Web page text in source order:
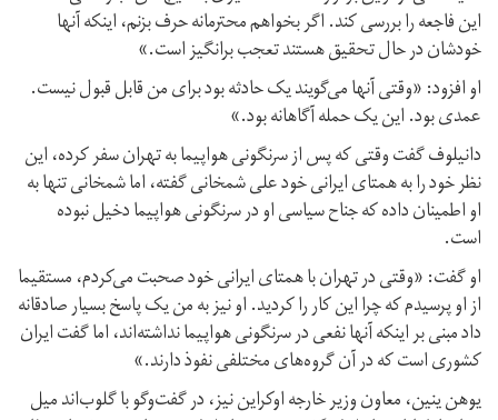
این فاجعه را بررسی کند. اگر بخواهم محترمانه حرف بزنم، اینکه آنها
خودشان در حال تحقیق هستند تعجب برانگیز است.»
او افزود: «وقتی آنها می‌گویند یک حادثه بود برای من قابل قبول نیست.
عمدی بود. این یک حمله آگاهانه بود.»
دانیلوف گفت وقتی که پس از سرنگونی هواپیما به تهران سفر کرده، این
نظر خود را به همتای ایرانی خود علی شمخانی گفته، اما شمخانی تنها به
او اطمینان داده که جناح سیاسی او در سرنگونی هواپیما دخیل نبوده
است.
او گفت: «وقتی در تهران با همتای ایرانی خود صحبت می‌کردم، مستقیما
از او پرسیدم که چرا این کار را کردید. او نیز به من یک پاسخ بسیار صادقانه
داد مبنی بر اینکه آنها نفعی در سرنگونی هواپیما نداشته‌اند، اما گفت ایران
کشوری است که در آن گروه‌های مختلفی نفوذ دارند.»
یوهن ینین، معاون وزیر خارجه اوکراین نیز، در گفت‌وگو با گلو‌ب‌اند میل